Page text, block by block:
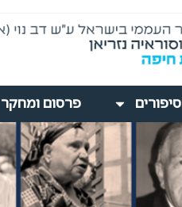
פרסום ומחקר